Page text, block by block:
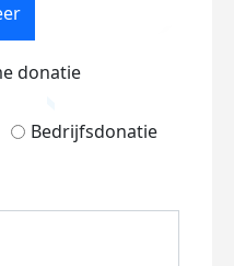
donatie
Bedrijfsdonatie